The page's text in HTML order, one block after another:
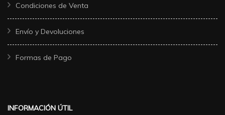
Condiciones de Venta
Envío y Devoluciones
Formas de Pago
INFORMACIÓN ÚTIL